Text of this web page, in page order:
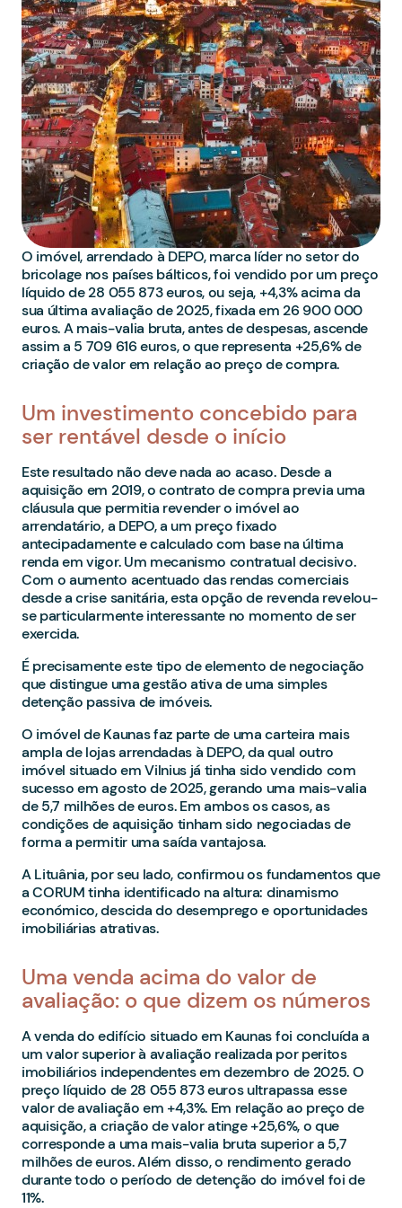
O imóvel, arrendado à DEPO, marca líder no setor do
bricolage nos países bálticos, foi vendido por um preço
líquido de 28 055 873 euros, ou seja, +4,3% acima da
sua última avaliação de 2025, fixada em 26 900 000
euros. A mais-valia bruta, antes de despesas, ascende
assim a 5 709 616 euros, o que representa +25,6% de
criação de valor em relação ao preço de compra.
Um investimento concebido para
ser rentável desde o início
Este resultado não deve nada ao acaso. Desde a
aquisição em 2019, o contrato de compra previa uma
cláusula que permitia revender o imóvel ao
arrendatário, a DEPO, a um preço fixado
antecipadamente e calculado com base na última
renda em vigor. Um mecanismo contratual decisivo.
Com o aumento acentuado das rendas comerciais
desde a crise sanitária, esta opção de revenda revelou-
se particularmente interessante no momento de ser
exercida.
É precisamente este tipo de elemento de negociação
que distingue uma gestão ativa de uma simples
detenção passiva de imóveis.
O imóvel de Kaunas faz parte de uma carteira mais
ampla de lojas arrendadas à DEPO, da qual outro
imóvel situado em Vilnius já tinha sido vendido com
sucesso em agosto de 2025, gerando uma mais-valia
de 5,7 milhões de euros. Em ambos os casos, as
condições de aquisição tinham sido negociadas de
forma a permitir uma saída vantajosa.
A Lituânia, por seu lado, confirmou os fundamentos que
a CORUM tinha identificado na altura: dinamismo
económico, descida do desemprego e oportunidades
imobiliárias atrativas.
Uma venda acima do valor de
avaliação: o que dizem os números
A venda do edifício situado em Kaunas foi concluída a
um valor superior à avaliação realizada por peritos
imobiliários independentes em dezembro de 2025. O
preço líquido de 28 055 873 euros ultrapassa esse
valor de avaliação em +4,3%. Em relação ao preço de
aquisição, a criação de valor atinge +25,6%, o que
corresponde a uma mais-valia bruta superior a 5,7
milhões de euros. Além disso, o rendimento gerado
durante todo o período de detenção do imóvel foi de
11%.